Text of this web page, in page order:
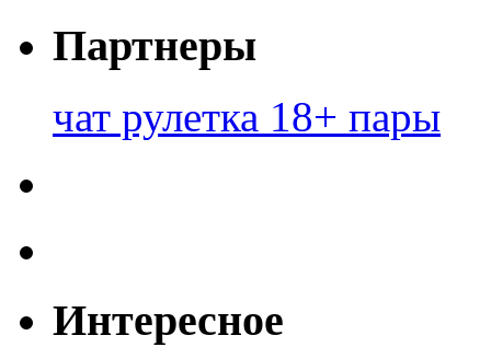
Партнеры
чат рулетка 18+ пары
Интересное